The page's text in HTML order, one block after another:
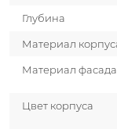
Глубина
Материал
Материал фасада
Цвет корпуса